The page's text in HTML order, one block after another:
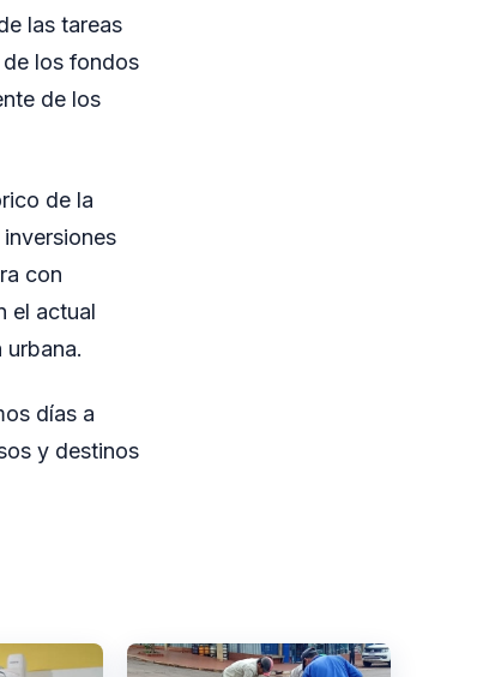
las tareas
los fondos
de los
de la
con
el actual
días a
y destinos